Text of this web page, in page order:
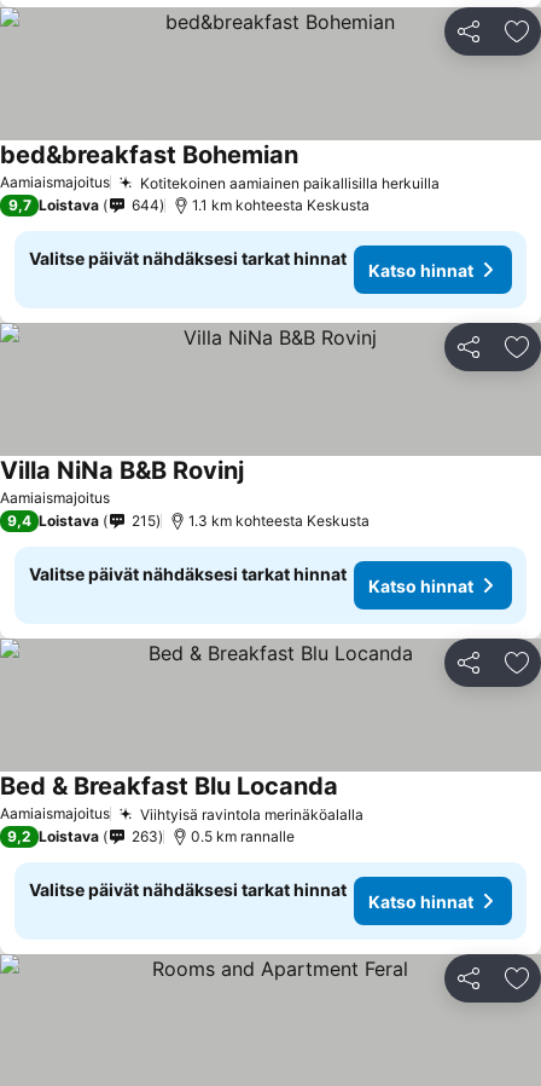
Jaa
Aamiaismajoitus Kotitekoinen aamiainen paikallisilla herkuilla
bed&breakfast BohemianKatso hinnat
9,7 Loistava 644 1.1 km kohteesta Keskusta
Valitse päivät nähdäksesi tarkat hinnat
Katso hinnat
Jaa
Aamiaismajoitus
Villa NiNa B&B RovinjKatso hinnat
9,4 Loistava 215 1.3 km kohteesta Keskusta
Valitse päivät nähdäksesi tarkat hinnat
Katso hinnat
Jaa
Aamiaismajoitus Viihtyisä ravintola merinäköalalla
Bed & Breakfast Blu Locanda
9,2 Loistava 263 0.5 km rannalle
Valitse päivät nähdäksesi tarkat hinnat
Katso hinnat
Jaa